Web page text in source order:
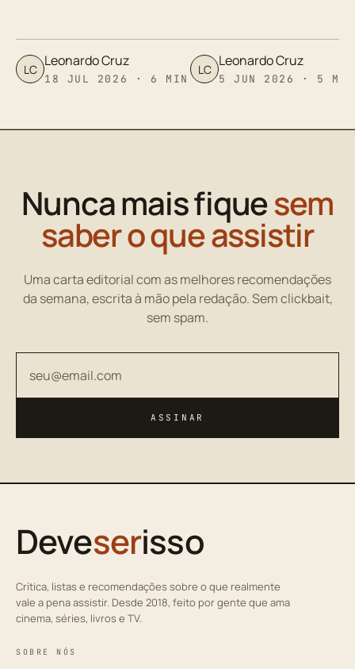
LC Leonardo Cruz
18 JUL 2026 · 6 MIN
LC Leonardo Cruz
5 JUN 2026 · 5 MIN
Nunca mais fiquesem
saber o que assistir
Uma carta editorial com as melhores recomendações
da semana, escrita à mão pela redação. Sem clickbait,
sem spam.
ASSINAR
Deveserisso
Crítica, listas e recomendações sobre o que realmente
vale a pena assistir. Desde 2018, feito por gente que ama
cinema, séries, livros e TV.
SOBRE NÓS